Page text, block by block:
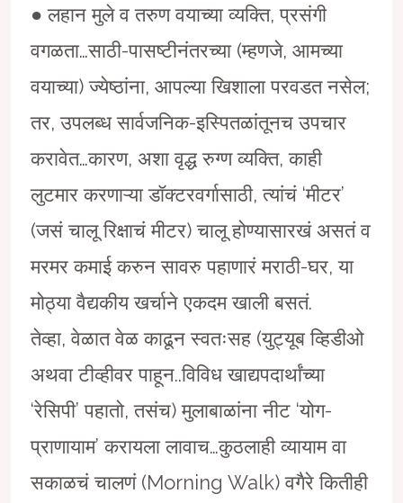
● लहान मुले व तरुण वयाच्या व्यक्ति, प्रसंगी
वगळता…साठी-पासष्टीनंतरच्या (म्हणजे, आमच्या
वयाच्या) ज्येष्ठांना, आपल्या खिशाला परवडत नसेल;
तर, उपलब्ध सार्वजनिक-इस्पितळांतूनच उपचार
करावेत…कारण, अशा वृद्ध रुग्ण व्यक्ति, काही
लुटमार करणाऱ्या डाॅक्टरवर्गासाठी, त्यांचं ‘मीटर’
(जसं चालू रिक्षाचं मीटर) चालू होण्यासारखं असतं व
मरमर कमाई करुन सावरु पहाणारं मराठी-घर, या
मोठ्या वैद्यकीय खर्चाने एकदम खाली बसतं.
तेव्हा, वेळात वेळ काढून स्वतःसह (युट्यूब व्हिडीओ
अथवा टीव्हीवर पाहून..विविध खाद्यपदार्थांच्या
‘रेसिपी’ पहातो, तसंच) मुलाबाळांना नीट ‘योग-
प्राणायाम’ करायला लावाच…कुठलाही व्यायाम वा
सकाळचं चालणं (Morning Walk) वगैरे कितीही